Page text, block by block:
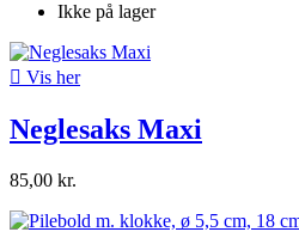
Ikke på lager
 Vis her
Neglesaks Maxi
85,00 kr.